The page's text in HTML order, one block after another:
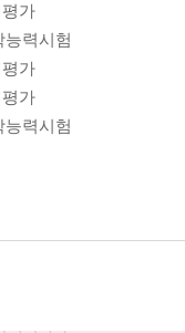
가
능력시험
가
가
능력시험